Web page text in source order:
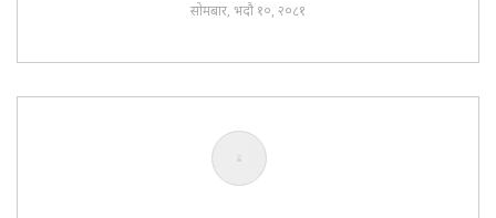
सोमबार, भदौ १०, २०८१